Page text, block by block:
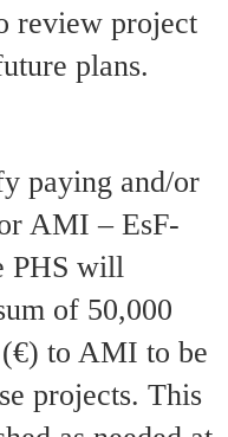
review project
plans.
paying and/or
AMI – EsF-
PHS will
of 50,000
to AMI to be
projects. This